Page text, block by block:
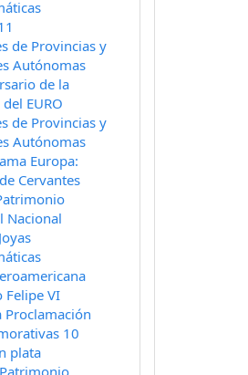
de Provincias y
Autónomas
de la
EURO
de Provincias y
Autónomas
Europa:
Cervantes
Nacional
Felipe VI
Proclamación
10
plata